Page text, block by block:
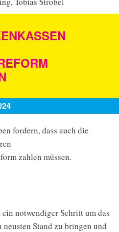
fordern, dass auch die
zahlen müssen.
notwendiger Schritt um das
Stand zu bringen und